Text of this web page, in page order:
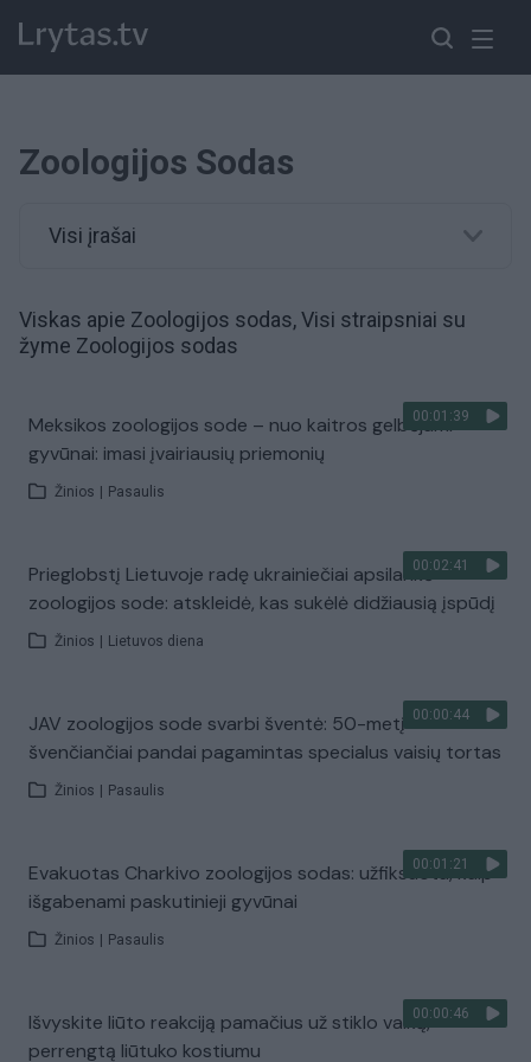
Zoologijos Sodas
Visi įrašai
Viskas apie Zoologijos sodas, Visi straipsniai su
žyme Zoologijos sodas
00:01:39
Meksikos zoologijos sode – nuo kaitros gelbėjami
gyvūnai: imasi įvairiausių priemonių
Žinios Pasaulis
00:02:41
Prieglobstį Lietuvoje radę ukrainiečiai apsilankė
zoologijos sode: atskleidė, kas sukėlė didžiausią įspūdį
Žinios Lietuvos diena
00:00:44
JAV zoologijos sode svarbi šventė: 50-metį
švenčiančiai pandai pagamintas specialus vaisių tortas
Žinios Pasaulis
00:01:21
Evakuotas Charkivo zoologijos sodas: užfiksuota, kaip
išgabenami paskutinieji gyvūnai
Žinios Pasaulis
00:00:46
Išvyskite liūto reakciją pamačius už stiklo vaiką,
perrengtą liūtuko kostiumu